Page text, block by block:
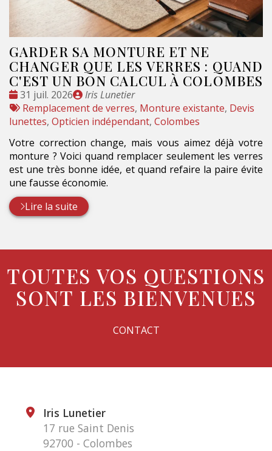
GARDER SA MONTURE ET NE
CHANGER QUE LES VERRES : QUAND
C'EST UN BON CALCUL À COLOMBES
Date
:
31 juil. 2026
Publié
par
Iris Lunetier
Tags
:
Remplacement de verres, Monture existante, Devis
lunettes, Opticien indépendant, Colombes
Votre correction change, mais vous aimez déjà votre
monture ? Voici quand remplacer seulement les verres
est une très bonne idée, et quand refaire la paire évite
une fausse économie.
Lire la suite
TOUTES VOS QUESTIONS
SONT LES BIENVENUES
CONTACT
Iris Lunetier
17 rue Saint Denis
92700 - Colombes